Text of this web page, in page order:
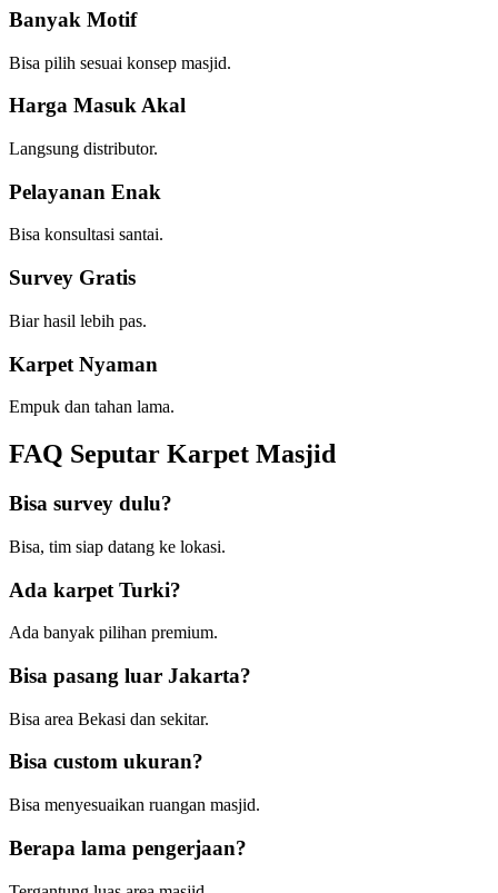
Banyak Motif
Bisa pilih sesuai konsep masjid.
Harga Masuk Akal
Langsung distributor.
Pelayanan Enak
Bisa konsultasi santai.
Survey Gratis
Biar hasil lebih pas.
Karpet Nyaman
Empuk dan tahan lama.
FAQ Seputar Karpet Masjid
Bisa survey dulu?
Bisa, tim siap datang ke lokasi.
Ada karpet Turki?
Ada banyak pilihan premium.
Bisa pasang luar Jakarta?
Bisa area Bekasi dan sekitar.
Bisa custom ukuran?
Bisa menyesuaikan ruangan masjid.
Berapa lama pengerjaan?